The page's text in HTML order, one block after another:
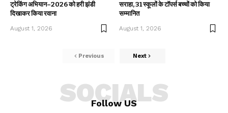
ट्रेकिंग अभियान–2026 को हरी झंडी
दिखाकर किया रवाना
August 1, 2026
सराहा, 31 स्कूलों के टॉपर्स बच्चों को किया
सम्मानित
August 1, 2026
Previous Next
Follow US
SOCIALS